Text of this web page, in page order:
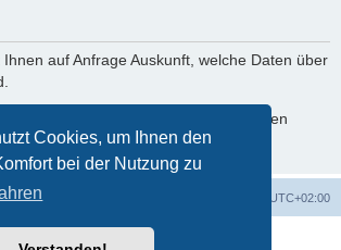
Cookies, um Ihnen den
bei der Nutzung zu
auf Anfrage Auskunft, welche Daten über
die Löschung bzw. Sperrung Ihrer Daten
Sie hierzu bitte den Betreiber.
UTC+02:00